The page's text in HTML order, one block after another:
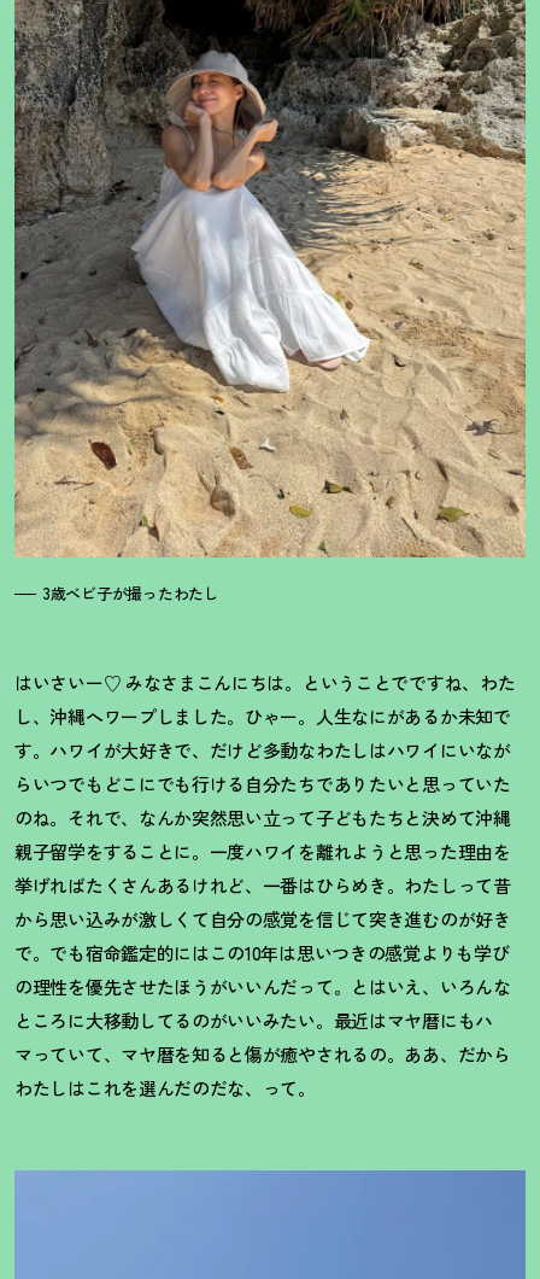
3歳ベビ子が撮ったわたし
はいさいー♡ みなさまこんにちは。ということでですね、わた
し、沖縄へワープしました。ひゃー。人生なにがあるか未知で
す。ハワイが大好きで、だけど多動なわたしはハワイにいなが
らいつでもどこにでも行ける自分たちでありたいと思っていた
のね。それで、なんか突然思い立って子どもたちと決めて沖縄
親子留学をすることに。一度ハワイを離れようと思った理由を
挙げればたくさんあるけれど、一番はひらめき。わたしって昔
から思い込みが激しくて自分の感覚を信じて突き進むのが好き
で。でも宿命鑑定的にはこの10年は思いつきの感覚よりも学び
の理性を優先させたほうがいいんだって。とはいえ、いろんな
ところに大移動してるのがいいみたい。最近はマヤ暦にもハ
マっていて、マヤ暦を知ると傷が癒やされるの。ああ、だから
わたしはこれを選んだのだな、って。